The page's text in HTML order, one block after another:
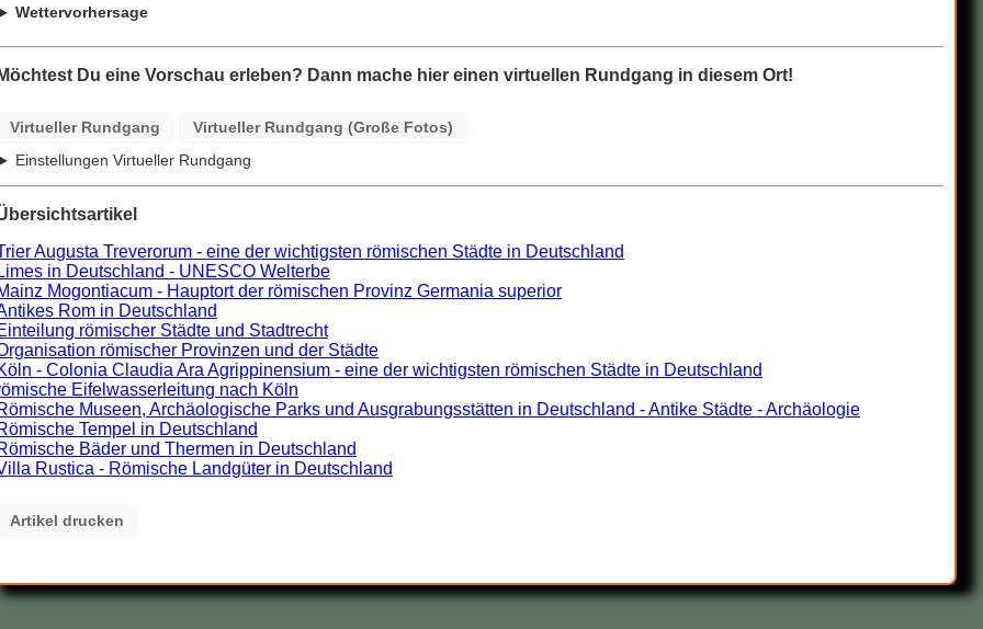
Wettervorhersage
Möchtest Du eine Vorschau erleben? Dann mache hier einen virtuellen Rundgang in diesem Ort!
Virtueller Rundgang
Virtueller Rundgang (Große Fotos)
Einstellungen Virtueller Rundgang
Augusta Treverorum - eine der wichtigsten römischen Städte in Deutschland
Limes in Deutschland - UNESCO Welterbe
Mogontiacum - Hauptort der römischen Provinz Germania superior
Rom in Deutschland
römischer Städte und Stadtrecht
römischer Provinzen und der Städte
- Colonia Claudia Ara Agrippinensium - eine der wichtigsten römischen Städte in Deutschland
Eifelwasserleitung nach Köln
Museen, Archäologische Parks und Ausgrabungsstätten in Deutschland - Antike Städte - Archäologie
Tempel in Deutschland
Bäder und Thermen in Deutschland
Rustica - Römische Landgüter in Deutschland
Artikel drucken